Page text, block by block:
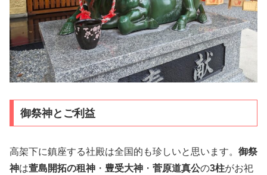
御祭神とご利益
高架下に鎮座する社殿は全国的も珍しいと思います。 御祭
神は萱島開拓の租神 ・ 豊受大神 ・ 菅原道真公の3柱がお祀